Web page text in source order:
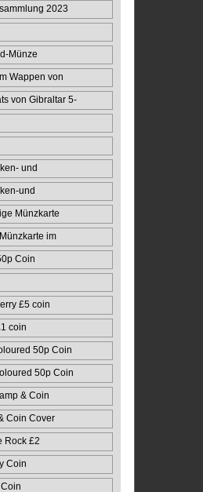
2023
Münze
Wappen von
von Gibraltar 5-
und
und
Münzkarte
im
Coin
£5 coin
coin
50p Coin
50p Coin
& Coin
Coin Cover
Rock £2
Coin